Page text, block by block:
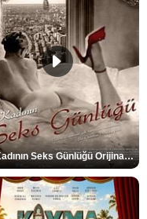
Bir Kadının Seks Günlüğü Orijinal Fragman